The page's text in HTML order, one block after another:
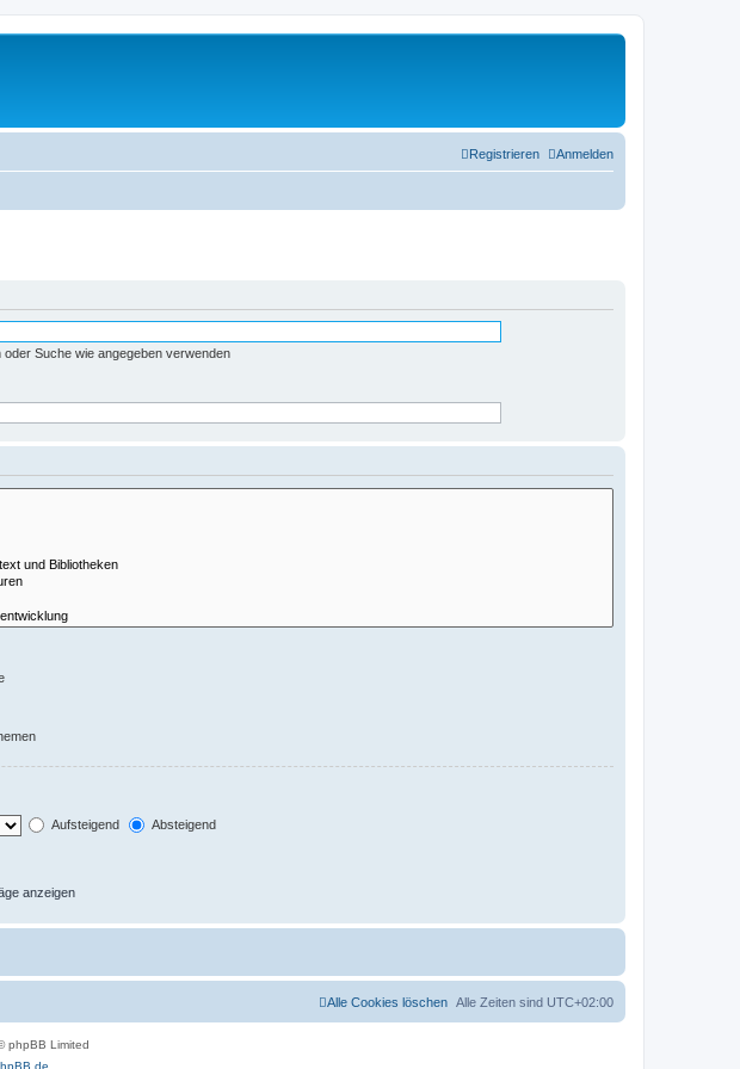
Anmelden
Registrieren
Suche wie angegeben verwenden
Aufsteigend Absteigend
anzeigen
Alle Zeiten sind UTC+02:00
Alle Cookies löschen
phpBB Limited